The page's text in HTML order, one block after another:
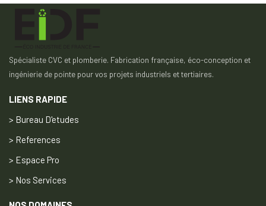
Spécialiste CVC et plomberie. Fabrication française, éco-conception et
ingénierie de pointe pour vos projets industriels et tertiaires.
LIENS RAPIDE
> Bureau D'etudes
> References
> Espace Pro
> Nos Services